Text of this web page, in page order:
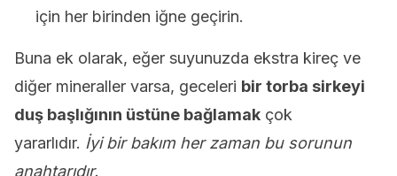
için her birinden iğne geçirin.
Buna ek olarak, eğer suyunuzda ekstra kireç ve
diğer mineraller varsa, geceleri bir torba sirkeyi
duş başlığının üstüne bağlamak çok
yararlıdır. İyi bir bakım her zaman bu sorunun
anahtarıdır.